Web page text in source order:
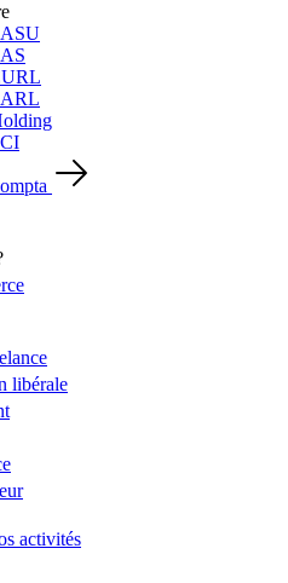
libérale
activités